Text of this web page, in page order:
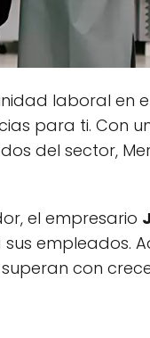
laboral en
para ti. Con
del sector,
el empresario
empleados.
con